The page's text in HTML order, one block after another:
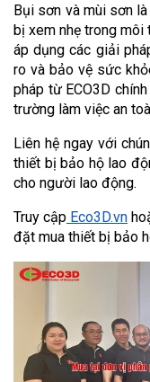
Bụi sơn và mùi sơn
bị xem nhẹ trong môi
áp dụng các giải
ro và bảo vệ sức
pháp từ ECO3D
trường làm việc an
Liên hệ ngay với
thiết bị bảo hộ lao
cho người lao động.
Truy cập Eco3D.vn
đặt mua thiết bị bảo